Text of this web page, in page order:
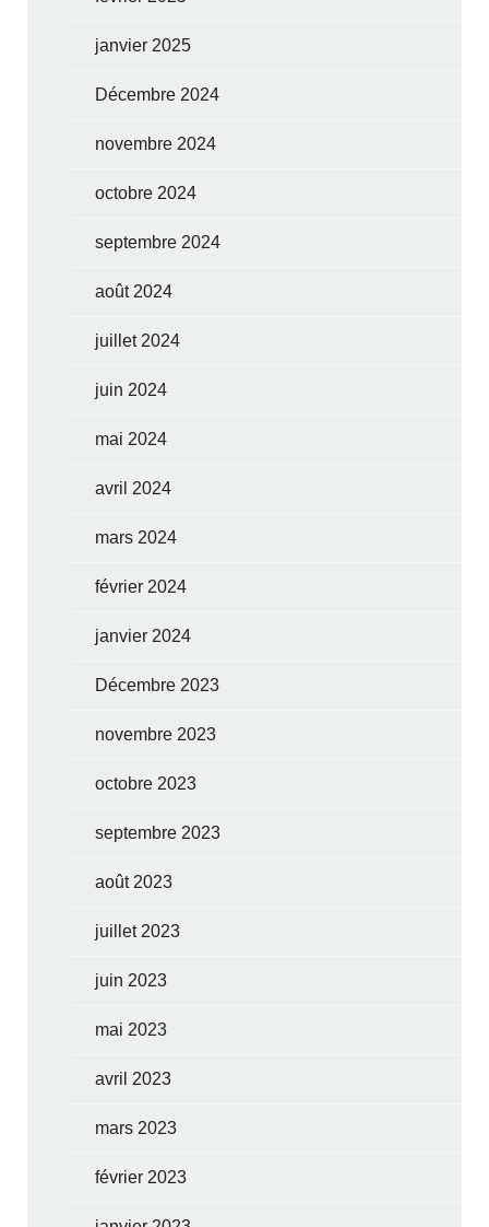
janvier 2025
Décembre 2024
novembre 2024
octobre 2024
septembre 2024
août 2024
juillet 2024
juin 2024
mai 2024
avril 2024
mars 2024
février 2024
janvier 2024
Décembre 2023
novembre 2023
octobre 2023
septembre 2023
août 2023
juillet 2023
juin 2023
mai 2023
avril 2023
mars 2023
février 2023